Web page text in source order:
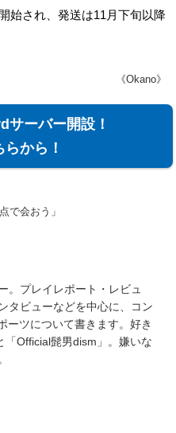
始され、発送は11月下旬以降
《Okano》
ーバー開設！
から！
で会おう」
。プレイレポート・レビュ
タビューなどを中心に、コン
ーツについて書きます。好き
「Official髭男dism」。嫌いな